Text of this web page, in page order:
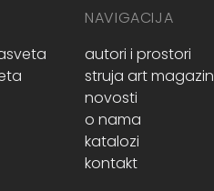
NAVIGACIJA
autori i prostori
struja art magazin
novosti
o nama
katalozi
kontakt